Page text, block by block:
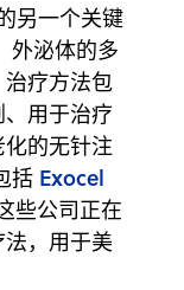
另一个关键
外泌体的多
疗方法包
用于治疗
的无针注
括 Exocel
些公司正在
，用于美